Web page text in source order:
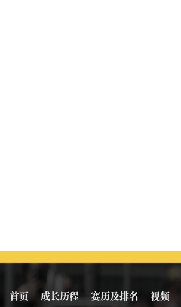
首页 成长历程 赛历及排名 视频